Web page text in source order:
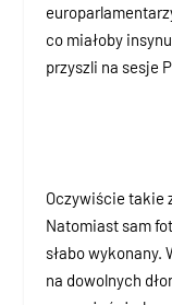
co miałoby
przyszli na sesje
Oczywiście takie
Natomiast sam
słabo wykonany.
na dowolnych